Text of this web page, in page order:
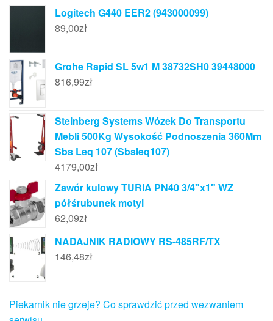
Logitech G440 EER2 (943000099)
89,00zł
Grohe Rapid SL 5w1 M 38732SH0 39448000
816,99zł
Steinberg Systems Wózek Do Transportu
Mebli 500Kg Wysokość Podnoszenia 360Mm
Sbs Leq 107 (Sbsleq107)
4179,00zł
Zawór kulowy TURIA PN40 3/4"x1" WZ
półśrubunek motyl
62,09zł
NADAJNIK RADIOWY RS-485RF/TX
146,48zł
Piekarnik nie grzeje? Co sprawdzić przed wezwaniem